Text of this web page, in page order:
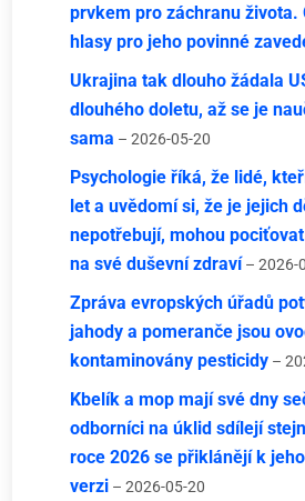
prvkem pro záchranu života.
hlasy pro jeho povinné
Ukrajina tak dlouho žádala
dlouhého doletu, až se je
sama – 2026-05-20
Psychologie říká, že lidé,
let a uvědomí si, že je jejich
nepotřebují, mohou
na své duševní zdraví – 2026-
Zpráva evropských úřadů
jahody a pomeranče jsou
kontaminovány pesticidy –
Kbelík a mop mají své dny
odborníci na úklid sdílejí
roce 2026 se přiklánějí k
verzi – 2026-05-20